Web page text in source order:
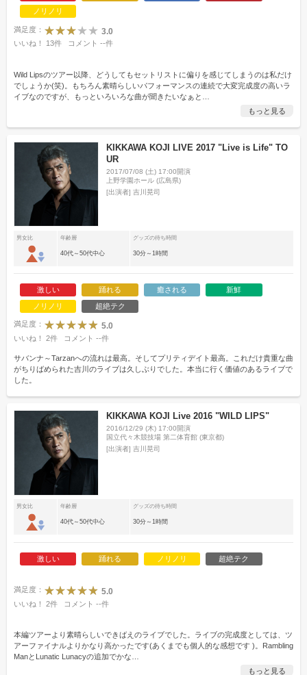
ノリノリ
満足度： 3.0
いいね！ 13件 コメント --件
Wild Lipsのツアー以降、どうしてもセットリストに偏りを感じてしまうのは私だけ
でしょうか(笑)。もちろん素晴らしいパフォーマンスの連続で大変完成度の高いラ
イブなのですが、もっといろいろな曲が聞きたいなぁと
もっと見る
KIKKAWA KOJI LIVE 2017 "Live is Life" TO
UR
2017/07/08 (土) 17:00開演
上野学園ホール (広島県)
[出演者]吉川晃司
男女比 年齢層 グッズの待ち時間
40代～50代中心 30分～1時間
激しい 踊れる 癒される
新鮮
ノリノリ
超絶テク
満足度： 5.0
いいね！ 2件 コメント --件
サバンナ～Tarzanへの流れは最高。そしてプリティデイト最高。これだけ貴重な曲
がちりばめられた吉川のライブは久しぶりでした。本当に行く価値のあるライブで
した。
KIKKAWA KOJI Live 2016 "WILD LIPS"
2016/12/29 (木) 17:00開演
国立代々木競技場 第二体育館 (東京都)
[出演者]吉川晃司
男女比 年齢層 グッズの待ち時間
40代～50代中心 30分～1時間
激しい 踊れる ノリノリ 超絶テク
満足度： 5.0
いいね！ 2件 コメント --件
本編ツアーより素晴らしいできばえのライブでした。ライブの完成度としては、ツ
アーファイナルよりかなり高かったです(あくまでも個人的な感想です )。Rambling
ManとLunatic Lunacyの追加でかな
もっと見る